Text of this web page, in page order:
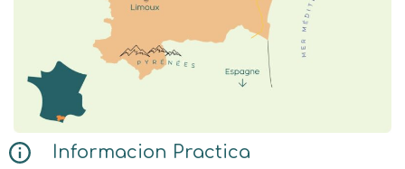
Informacion Practica